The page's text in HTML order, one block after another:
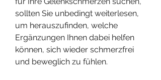
sollten Sie unbedingt weiterlesen,
um herauszufinden, welche
Ergänzungen Ihnen dabei helfen
können, sich wieder schmerzfrei
und beweglich zu fühlen.